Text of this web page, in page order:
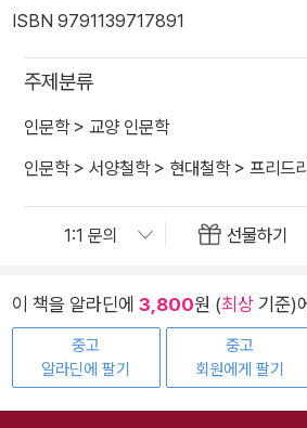
ISBN 9791139717891
주제분류
인문학> 교양 인문학
인문학> 서양철학> 현대철학> 프리드
선물하기
이 책을 알라딘에 3,800원 (최상 기준)
중고
알라딘에 팔기
중고
회원에게 팔기